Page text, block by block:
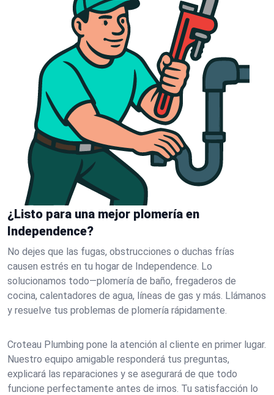
¿Listo para una mejor plomería en
Independence?
No dejes que las fugas, obstrucciones o duchas frías
causen estrés en tu hogar de Independence. Lo
solucionamos todo—plomería de baño, fregaderos de
cocina, calentadores de agua, líneas de gas y más. Llámanos
y resuelve tus problemas de plomería rápidamente.
Croteau Plumbing pone la atención al cliente en primer lugar.
Nuestro equipo amigable responderá tus preguntas,
explicará las reparaciones y se asegurará de que todo
funcione perfectamente antes de irnos. Tu satisfacción lo